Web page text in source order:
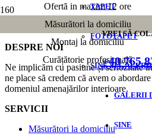
Ofertă in maxim 12 ore
Măsurători la domiciliu
Montaj la domiciliu
Curățătorie profesională
VREI SĂ
+40 765
TAPET
FOTOTAPET
SINE ȘI GALERII
GALERII
ȘINE
Cum să îngrijești corect perdelele
DESPRE NOI
Ne implicăm cu pasiune și seriozitate
ne place să credem că avem o
domeniul amenajărilor interioare.
SERVICII
Măsurători la domiciliu